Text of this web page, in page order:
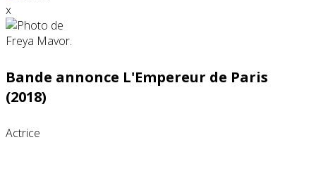
x
Bande annonce L'Empereur de Paris
(2018)
Actrice